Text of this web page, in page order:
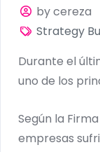
by cereza
Strategy
Durante el
uno de los
Según la
empresas